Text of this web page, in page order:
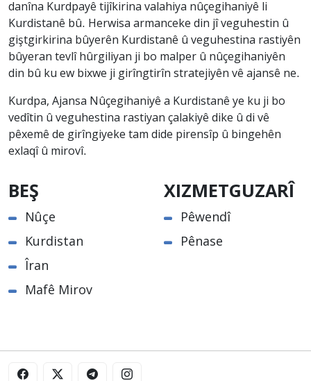
danîna Kurdpayê tijîkirina valahiya nûçegihaniyê li
Kurdistanê bû. Herwisa armanceke din jî veguhestin û
giştgirkirina bûyerên Kurdistanê û veguhestina rastiyên
bûyeran tevlî hûrgiliyan ji bo malper û nûçegihaniyên
din bû ku ew bixwe ji girîngtirîn stratejiyên vê ajansê ne.
Kurdpa, Ajansa Nûçegihaniyê a Kurdistanê ye ku ji bo
vedîtin û veguhestina rastiyan çalakiyê dike û di vê
pêxemê de girîngiyeke tam dide pirensîp û bingehên
exlaqî û mirovî.
BEŞ
Nûçe
Kurdistan
Îran
Mafê Mirov
XIZMETGUZARÎ
Pêwendî
Pênase